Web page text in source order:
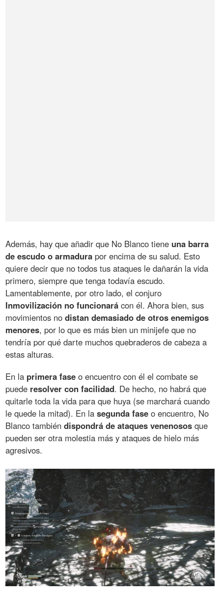
Además, hay que añadir que No Blanco tiene una barra
de escudo o armadura por encima de su salud. Esto
quiere decir que no todos tus ataques le dañarán la vida
primero, siempre que tenga todavía escudo.
Lamentablemente, por otro lado, el conjuro
Inmovilización no funcionará con él. Ahora bien, sus
movimientos nodistan demasiado de otros enemigos
menores, por lo que es más bien un minijefe que no
tendría por qué darte muchos quebraderos de cabeza a
estas alturas.
En la primera fase o encuentro con él el combate se
puede resolver con facilidad. De hecho, no habrá que
quitarle toda la vida para que huya (se marchará cuando
le quede la mitad). En lasegunda fase o encuentro, No
Blanco tambiéndispondrá de ataques venenosos que
pueden ser otra molestia más y ataques de hielo más
agresivos.